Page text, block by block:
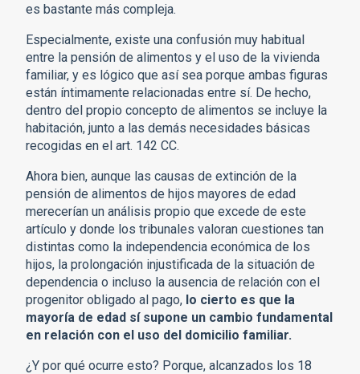
es bastante más compleja.
Especialmente, existe una confusión muy habitual
entre la pensión de alimentos y el uso de la vivienda
familiar, y es lógico que así sea porque ambas figuras
están íntimamente relacionadas entre sí. De hecho,
dentro del propio concepto de alimentos se incluye la
habitación, junto a las demás necesidades básicas
recogidas en el art. 142 CC.
Ahora bien, aunque las causas de extinción de la
pensión de alimentos de hijos mayores de edad
merecerían un análisis propio que excede de este
artículo y donde los tribunales valoran cuestiones tan
distintas como la independencia económica de los
hijos, la prolongación injustificada de la situación de
dependencia o incluso la ausencia de relación con el
progenitor obligado al pago, lo cierto es que la
mayoría de edad sí supone un cambio fundamental
en relación con el uso del domicilio familiar.
¿Y por qué ocurre esto? Porque, alcanzados los 18